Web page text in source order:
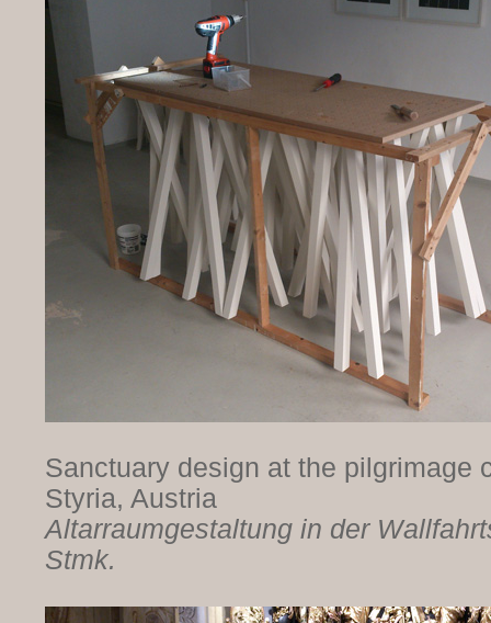
Sanctuary design at the pilgrimage
Styria, Austria
Altarraumgestaltung in der
Stmk.